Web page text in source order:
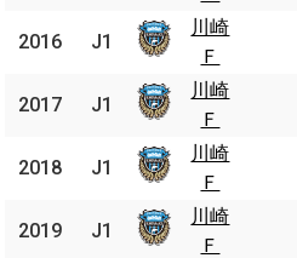
2016
川崎
Ｆ
2017
川崎
Ｆ
2018
川崎
Ｆ
2019
川崎
Ｆ
2016 J1
川崎
Ｆ
2017 J1
川崎
Ｆ
2018 J1
川崎
Ｆ
2019 J1
川崎
Ｆ